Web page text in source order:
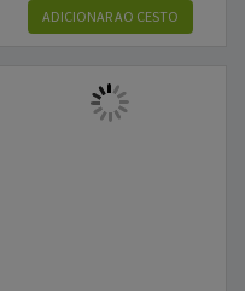
ADICIONAR AO CESTO